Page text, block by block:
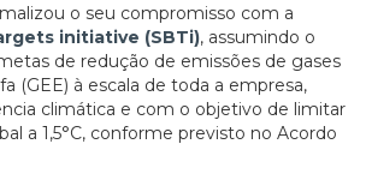
o seu compromisso com a
initiative (SBTi), assumindo o
de redução de emissões de gases
(GEE) à escala de toda a empresa,
climática e com o objetivo de limitar
a 1,5°C, conforme previsto no Acordo